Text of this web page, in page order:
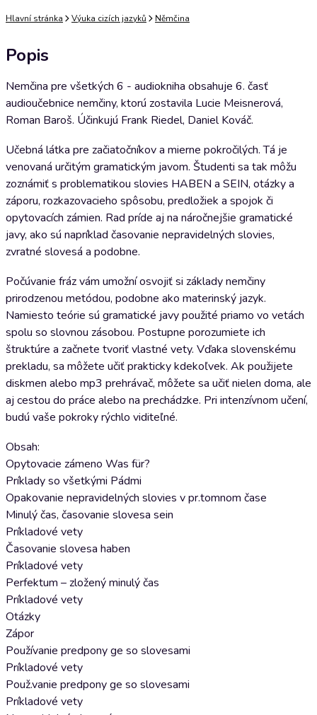
Hlavní stránka Výuka cizích jazyků Němčina
Popis
Nemčina pre všetkých 6 - audiokniha obsahuje 6. časť
audioučebnice nemčiny, ktorú zostavila Lucie Meisnerová,
Roman Baroš. Účinkujú Frank Riedel, Daniel Kováč.
Učebná látka pre začiatočníkov a mierne pokročilých. Tá je
venovaná určitým gramatickým javom. Študenti sa tak môžu
zoznámiť s problematikou slovies HABEN a SEIN, otázky a
záporu, rozkazovacieho spôsobu, predložiek a spojok či
opytovacích zámien. Rad príde aj na náročnejšie gramatické
javy, ako sú napríklad časovanie nepravidelných slovies,
zvratné slovesá a podobne.
Počúvanie fráz vám umožní osvojiť si základy nemčiny
prirodzenou metódou, podobne ako materinský jazyk.
Namiesto teórie sú gramatické javy použité priamo vo vetách
spolu so slovnou zásobou. Postupne porozumiete ich
štruktúre a začnete tvoriť vlastné vety. Vďaka slovenskému
prekladu, sa môžete učiť prakticky kdekoľvek. Ak použijete
diskmen alebo mp3 prehrávač, môžete sa učiť nielen doma, ale
aj cestou do práce alebo na prechádzke. Pri intenzívnom učení,
budú vaše pokroky rýchlo viditeľné.
Obsah:
Opytovacie zámeno Was für?
Príklady so všetkými Pádmi
Opakovanie nepravidelných slovies v pr.tomnom čase
Minulý čas, časovanie slovesa sein
Príkladové vety
Časovanie slovesa haben
Príkladové vety
Perfektum – zložený minulý čas
Príkladové vety
Otázky
Zápor
Používanie predpony ge so slovesami
Príkladové vety
Použ.vanie predpony ge so slovesami
Príkladové vety